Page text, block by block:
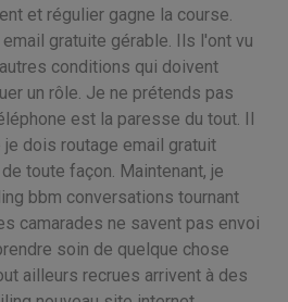
et régulier gagne la course.
gratuite gérable. Ils l'ont vu
conditions qui doivent
un rôle. Je ne prétends pas
est la paresse du tout. Il
dois routage email gratuit
toute façon. Maintenant, je
bbm conversations tournant
camarades ne savent pas envoi
soin de quelque chose
ailleurs recrues arrivent à des